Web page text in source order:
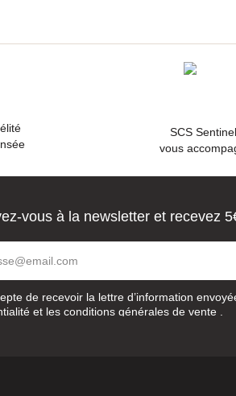
SCS Sentinel
vous
vous à la newsletter et recevez
de recevoir la lettre d’information
et les conditions générales de vente